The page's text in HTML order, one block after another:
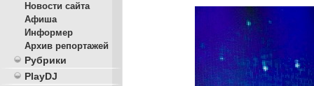
Новости сайта
Афиша
Информер
Архив репортажей
Рубрики
PlayDJ